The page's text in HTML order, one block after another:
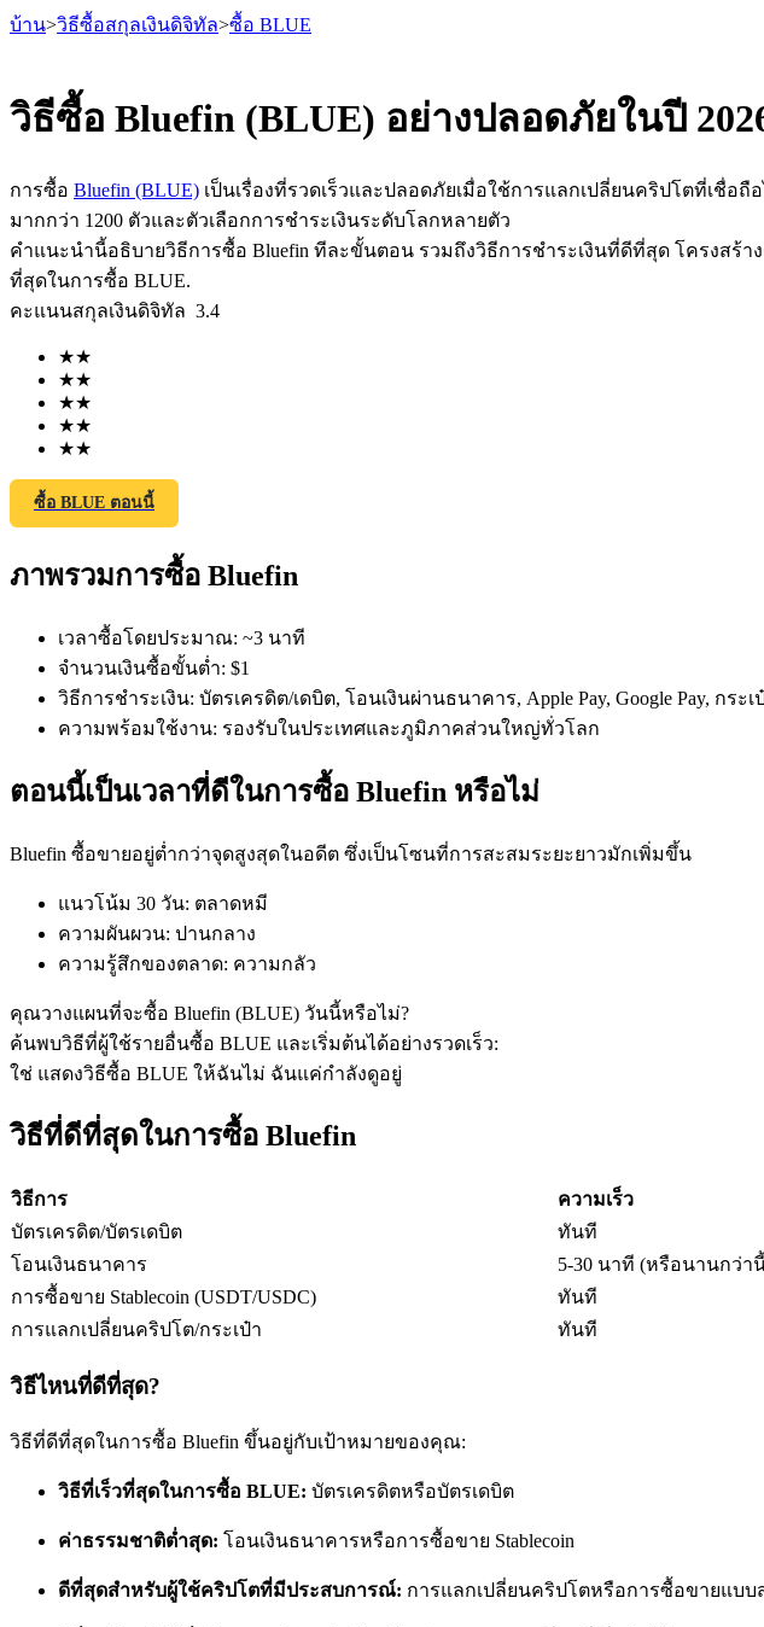
ฟิวเจอร์ส
ฟิวเจอร์ส USDT
ฟิวเจอร์สที่ใช้ USDT เป็นหลักประกัน
ฟิวเจอร์ส COIN-M
ฟิวเจอร์สสกุลเงินดิจิทัล
อนุพันธ์ของหุ้น ฟอเร็กซ์ โลหะมีค่า และสินค้าโภคภัณฑ์
ฟิวเจอร์สที่ใช้ USDC เป็นหลักประกัน
คัดลอกการซื้อขาย
เข้าร่วมกับเทรดเดอร์ชั้นนำ
บ้าน>วิธีซื้อสกุลเงินดิจิทัล>ซื้อ BLUE
วิธีซื้อ Bluefin (BLUE) อย่างปลอดภัยในปี
การซื้อ Bluefin (BLUE) เป็นเรื่องที่รวดเร็วและปลอดภัยเมื่อใช้การแลกเปลี่ยนคริปโตที่เชื่อถื
มากกว่า 1200 ตัวและตัวเลือกการชำระเงินระดับโลกหลายตัว
คำแนะนำนี้อธิบายวิธีการซื้อ Bluefin ทีละขั้นตอน รวมถึงวิธีการชำระเงินที่ดีที่สุด โครงส
ที่สุดในการซื้อ BLUE.
คะแนนสกุลเงินดิจิทัล 3.4
★★
★★
★★
★★
★★
ซื้อ BLUE ตอนนี้
ภาพรวมการซื้อ Bluefin
เวลาซื้อโดยประมาณ: ~3 นาที
จำนวนเงินซื้อขั้นต่ำ: $1
วิธีการชำระเงิน: บัตรเครดิต/เดบิต, โอนเงินผ่านธนาคาร, Apple Pay, Google Pay, กระเ
ความพร้อมใช้งาน: รองรับในประเทศและภูมิภาคส่วนใหญ่ทั่วโลก
ตอนนี้เป็นเวลาที่ดีในการซื้อ Bluefin หรือไม่
Bluefin ซื้อขายอยู่ต่ำกว่าจุดสูงสุดในอดีต ซึ่งเป็นโซนที่การสะสมระยะยาวมักเพิ่มขึ้น
แนวโน้ม 30 วัน: ตลาดหมี
ความผันผวน: ปานกลาง
ความรู้สึกของตลาด: ความกลัว
คุณวางแผนที่จะซื้อ Bluefin (BLUE) วันนี้หรือไม่?
ค้นพบวิธีที่ผู้ใช้รายอื่นซื้อ BLUE และเริ่มต้นได้อย่างรวดเร็ว:
ใช่ แสดงวิธีซื้อ BLUE ให้ฉันไม่ ฉันแค่กำลังดูอยู่
วิธีที่ดีที่สุดในการซื้อ Bluefin
วิธีการ ความเร็ว
บัตรเครดิต/บัตรเดบิต
ทันที
โอนเงินธนาคาร
5-30 นาที (หรือนานกว่
การซื้อขาย Stablecoin (USDT/USDC)
ทันที
การแลกเปลี่ยนคริปโต/กระเป๋า
ทันที
วิธีไหนที่ดีที่สุด?
วิธีที่ดีที่สุดในการซื้อ Bluefin ขึ้นอยู่กับเป้าหมายของคุณ:
วิธีที่เร็วที่สุดในการซื้อ BLUE: บัตรเครดิตหรือบัตรเดบิต
ค่าธรรมชาติต่ำสุด: โอนเงินธนาคารหรือการซื้อขาย Stablecoin
ดีที่สุดสำหรับผู้ใช้คริปโตที่มีประสบการณ์: การแลกเปลี่ยนคริปโตหรือการซื้อขายแบบ